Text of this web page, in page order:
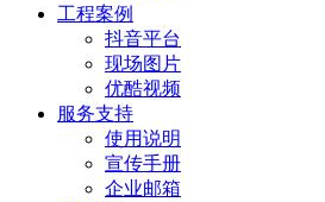
工程案例
抖音平台
现场图片
优酷视频
服务支持
使用说明
宣传手册
企业邮箱